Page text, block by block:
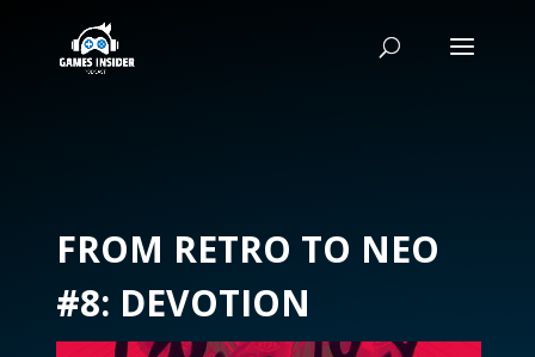
FROM RETRO TO NEO
#8: DEVOTION